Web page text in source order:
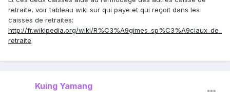
retraite, voir tableau wiki sur qui paye et qui reçoit dans les
caisses de retraites:
http://fr.wikipedia.org/wiki/R%C3%A9gimes_sp%C3%A9ciaux_de_
retraite
Kuing Yamang